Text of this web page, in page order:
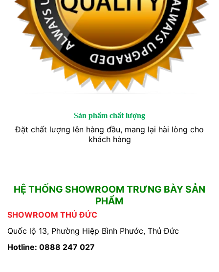
Sản phẩm chất lượng
Đặt chất lượng lên hàng đầu, mang lại hài lòng cho
khách hàng
HỆ THỐNG SHOWROOM TRƯNG BÀY SẢN
PHẨM
SHOWROOM THỦ ĐỨC
Quốc lộ 13, Phường Hiệp Bình Phước, Thủ Đức
Hotline: 0888 247 027